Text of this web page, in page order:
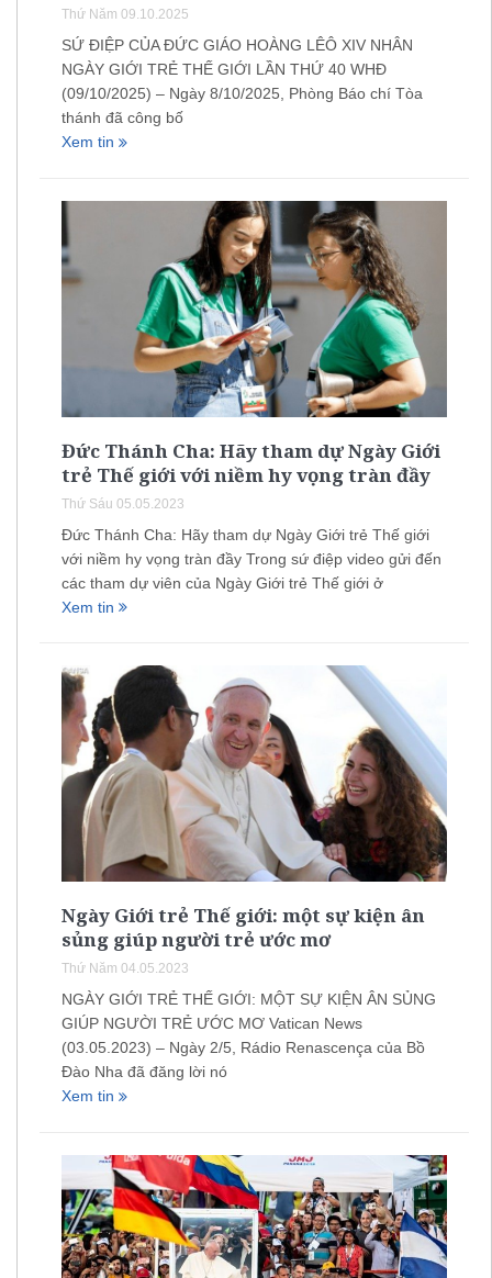
Thứ Năm 09.10.2025
SỨ ĐIỆP CỦA ĐỨC GIÁO HOÀNG LÊÔ XIV NHÂN
NGÀY GIỚI TRẺ THẾ GIỚI LẦN THỨ 40 WHĐ
(09/10/2025) – Ngày 8/10/2025, Phòng Báo chí Tòa
thánh đã công bố
Xem tin
Đức Thánh Cha: Hãy tham dự Ngày Giới
trẻ Thế giới với niềm hy vọng tràn đầy
Thứ Sáu 05.05.2023
Đức Thánh Cha: Hãy tham dự Ngày Giới trẻ Thế giới
với niềm hy vọng tràn đầy Trong sứ điệp video gửi đến
các tham dự viên của Ngày Giới trẻ Thế giới ở
Xem tin
Ngày Giới trẻ Thế giới: một sự kiện ân
sủng giúp người trẻ ước mơ
Thứ Năm 04.05.2023
NGÀY GIỚI TRẺ THẾ GIỚI: MỘT SỰ KIỆN ÂN SỦNG
GIÚP NGƯỜI TRẺ ƯỚC MƠ Vatican News
(03.05.2023) – Ngày 2/5, Rádio Renascença của Bồ
Đào Nha đã đăng lời nó
Xem tin